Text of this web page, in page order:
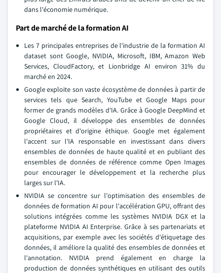
dans l'économie numérique.
Part de marché de la formation AI
Les 7 principales entreprises de l'industrie de la formation AI
dataset sont Google, NVIDIA, Microsoft, IBM, Amazon Web
Services, CloudFactory, et Lionbridge AI environ 31% du
marché en 2024.
Google exploite son vaste écosystème de données à partir de
services tels que Search, YouTube et Google Maps pour
former de grands modèles d'IA. Grâce à Google DeepMind et
Google Cloud, il développe des ensembles de données
propriétaires et d'origine éthique. Google met également
l'accent sur l'IA responsable en investissant dans divers
ensembles de données de haute qualité et en publiant des
ensembles de données de référence comme Open Images
pour encourager le développement et la recherche plus
larges sur l'IA.
NVIDIA se concentre sur l'optimisation des ensembles de
données de formation AI pour l'accélération GPU, offrant des
solutions intégrées comme les systèmes NVIDIA DGX et la
plateforme NVIDIA AI Enterprise. Grâce à ses partenariats et
acquisitions, par exemple avec les sociétés d'étiquetage des
données, il améliore la qualité des ensembles de données et
l'annotation. NVIDIA prend également en charge la
production de données synthétiques en utilisant des outils